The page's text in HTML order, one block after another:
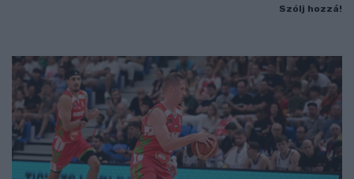
Szólj hozzá!